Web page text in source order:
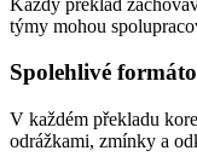
týmy mohou
Spolehlivé
V každém překladu
odrážkami, zmínky a